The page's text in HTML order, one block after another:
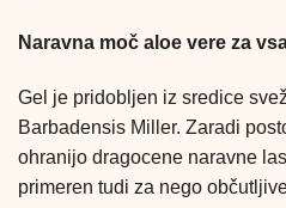
Naravna moč aloe vere za
Gel je pridobljen iz sredice
Barbadensis Miller. Zaradi
ohranijo dragocene naravne
primeren tudi za nego